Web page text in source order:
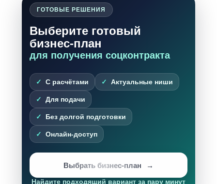
ГОТОВЫЕ РЕШЕНИЯ
Выберите готовый
бизнес-план
для получения соцконтракта
С расчётами Актуальные ниши
Для подачи
Без долгой подготовки
Онлайн-доступ
Выбрать бизнес-план
Найдите подходящий вариант за пару минут